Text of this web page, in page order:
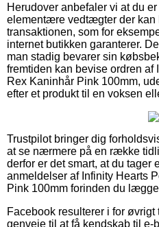
Herudover anbefaler vi at du
elementære vedtægter der kan
transaktionen, som for
internet butikken garanterer.
man stadig bevarer sin
fremtiden kan bevise ordren af
Rex Kaninhår Pink 100mm,
efter et produkt til en voksen
Trustpilot bringer dig
at se nærmere på en række
derfor er det smart, at du tager
anmeldelser af Infinity Hearts
Pink 100mm forinden du
Facebook resulterer i for
genveje til at få kendskab til e-